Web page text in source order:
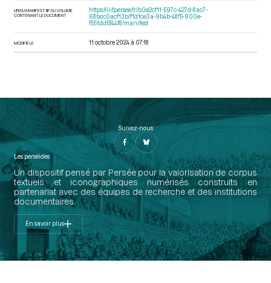
URI DU MANIFEST IIIF DU VOLUME
CONTENANT LE DOCUMENT
https://iiif.persee.fr/b0e2cf11-597c-427d-8ac7-
68bcc0acf13b/f1d1ce3a-9b4b-48f5-900e-
f551dd5f44f8/manifest
MODIFIÉ LE 11 octobre 2024 à 07:18
Suivez-nous
Les perséides
Un dispositif pensé par Persée pour la valorisation de corpus
textuels et iconographiques numérisés construits en
partenariat avec des équipes de recherche et des institutions
documentaires.
En savoir plus